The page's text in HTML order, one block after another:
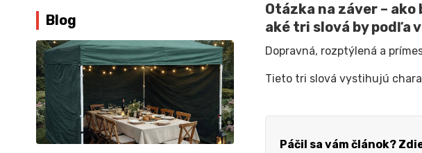
Blog
Otázka na záver –
aké tri slová by podľa
Dopravná, rozptýlená a
Tieto tri slová vystihujú
Páčil sa vám článok?